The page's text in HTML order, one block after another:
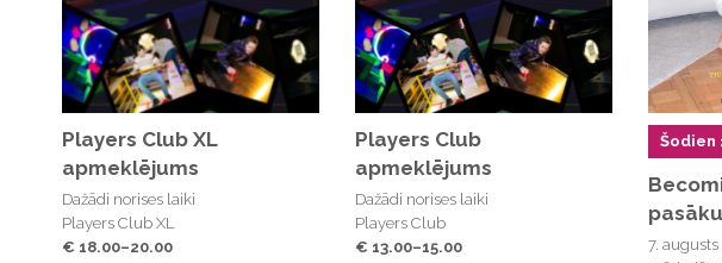
Players Club XL
apmeklējums
Dažādi norises laiki
Players Club XL
€ 18.00–20.00
Players Club
apmeklējums
Dažādi norises laiki
Players Club
€ 13.00–15.00
Šodien
7. augusts